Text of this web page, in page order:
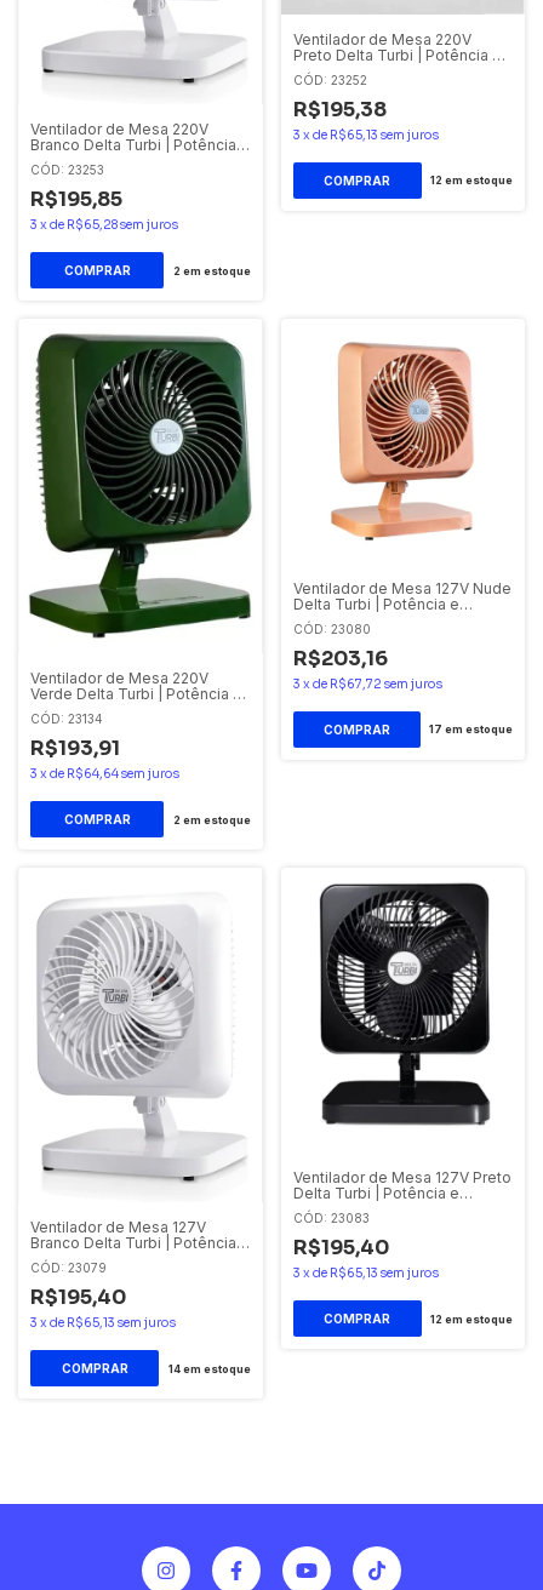
Ventilador de Mesa 220V
Branco Delta Turbi | Potência e
Design
CÓD: 23253
R$195,85
3 x de R$65,28sem juros
2 em estoque
Ventilador de Mesa 220V
Preto Delta Turbi | Potência e
Design
CÓD: 23252
R$195,38
3 x de R$65,13 sem juros
12 em estoque
Ventilador de Mesa 220V
Verde Delta Turbi | Potência e
Design
CÓD: 23134
R$193,91
3 x de R$64,64sem juros
2 em estoque
Ventilador de Mesa 127V Nude
Delta Turbi | Potência e
Design
CÓD: 23080
R$203,16
3 x de R$67,72 sem juros
17 em estoque
Ventilador de Mesa 127V
Branco Delta Turbi | Potência e
Design
CÓD: 23079
R$195,40
3 x de R$65,13 sem juros
14em estoque
Ventilador de Mesa 127V Preto
Delta Turbi | Potência e
Design
CÓD: 23083
R$195,40
3 x de R$65,13 sem juros
12 em estoque